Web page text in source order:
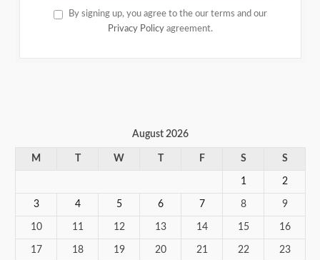
By signing up, you agree to the our terms and our
Privacy Policy agreement.
August 2026
M W F S S
1 2
3 4 5 6 7 8 9
10 11 12 13 14 15 16
17 18 19 20 21 22 23